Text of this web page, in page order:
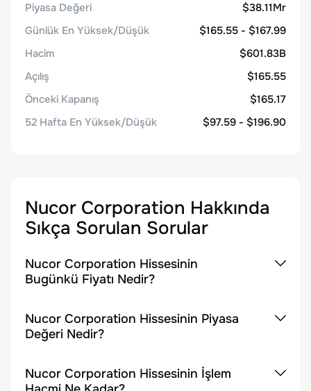
Piyasa Değeri
$38.11Mr
Günlük En Yüksek/Düşük
$165.55 - $167.99
Hacim
$601.83B
Açılış
$165.55
Önceki Kapanış
$165.17
52 Hafta En Yüksek/Düşük
$97.59 - $196.90
Nucor Corporation Hakkında
Sıkça Sorulan Sorular
Nucor Corporation Hissesinin
Bugünkü Fiyatı Nedir?
Nucor Corporation Hissesinin Piyasa
Değeri Nedir?
Nucor Corporation Hissesinin İşlem